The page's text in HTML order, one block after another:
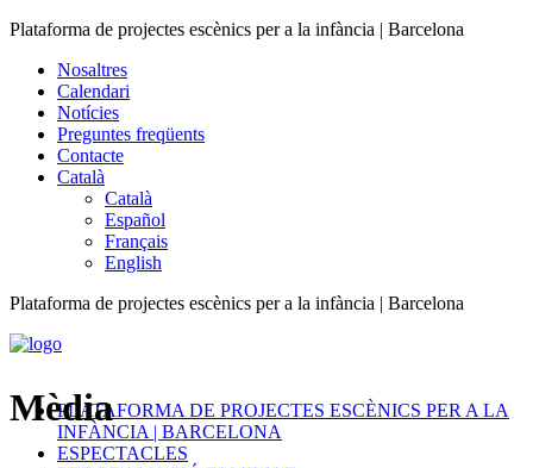
Plataforma de projectes escènics per a la infància | Barcelona
Nosaltres
Calendari
Notícies
Preguntes freqüents
Contacte
Català
Català
Español
Français
English
Plataforma de projectes escènics per a la infància | Barcelona
PLATAFORMA DE PROJECTES ESCÈNICS PER A LA
INFÀNCIA | BARCELONA
ESPECTACLES
Mèdia